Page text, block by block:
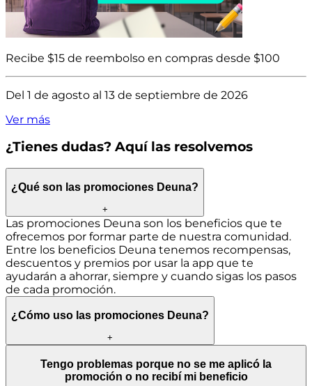
Recibe $15 de reembolso en compras desde $100
Del 1 de agosto al 13 de septiembre de 2026
Ver más
¿Tienes dudas? Aquí las resolvemos
¿Qué son las promociones Deuna?
+
Las promociones Deuna son los beneficios que te
ofrecemos por formar parte de nuestra comunidad.
Entre los beneficios Deuna tenemos recompensas,
descuentos y premios por usar la app que te
ayudarán a ahorrar, siempre y cuando sigas los pasos
de cada promoción.
¿Cómo uso las promociones Deuna?
+
el beneficio Deuna y los establecimientos donde
aplica, además de los términos y condiciones. En el
Tengo problemas porque no se me aplicó la
promoción o no recibí mi beneficio